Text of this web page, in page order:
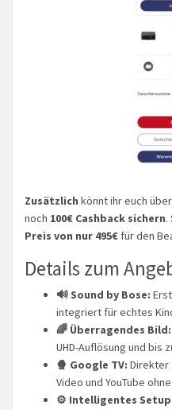
Zusätzlich könnt ihr euch
noch 100€ Cashback sichern.
Preis von nur 495€ für den
Details zum
🔊 Sound by Bose:
integriert für echtes
🌈 Überragendes Bild:
UHD-Auflösung und bis
🍿 Google TV: Direkter
Video und YouTube
⚙️ Intelligentes